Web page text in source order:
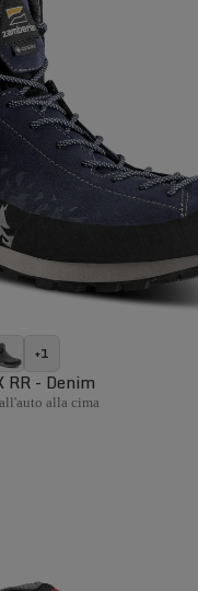
+1
RR - Denim
alla cima